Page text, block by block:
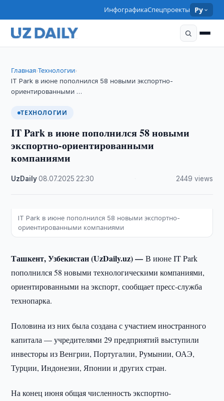
ИнфографикаСпецпроекты Ру
Главная›Технологии›
IT Park в июне пополнился 58 новыми экспортно-
ориентированными …
ТЕХНОЛОГИИ
IT Park в июне пополнился 58 новыми
экспортно-ориентированными
компаниями
UzDaily·08.07.2025 22:30 2449 views
IT Park в июне пополнился 58 новыми экспортно-
ориентированными компаниями
Ташкент, Узбекистан (UzDaily.uz) —В июне IT Park
пополнился 58 новыми технологическими компаниями,
ориентированными на экспорт, сообщает пресс-служба
технопарка.
Половина из них была создана с участием иностранного
капитала — учредителями 29 предприятий выступили
инвесторы из Венгрии, Португалии, Румынии, ОАЭ,
Турции, Индонезии, Японии и других стран.
На конец июня общая численность экспортно-